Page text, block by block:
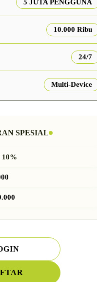
5 JUTA PENGGUNA
10.000 Ribu
24/7
Multi-Device
SPESIAL
10%